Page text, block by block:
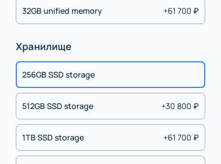
32GB unified memory +61 700 ₽
Хранилище
256GB SSD storage
512GB SSD storage +30 800 ₽
1TB SSD storage +61 700 ₽